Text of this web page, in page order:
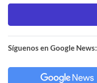
Síguenos en Google News: